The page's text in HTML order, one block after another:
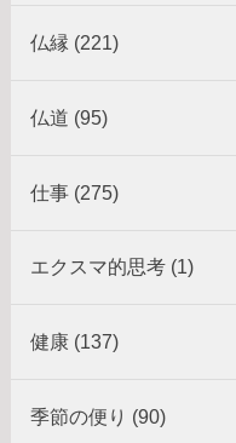
仏縁 (221)
仏道 (95)
仕事 (275)
エクスマ的思考 (1)
健康 (137)
季節の便り (90)